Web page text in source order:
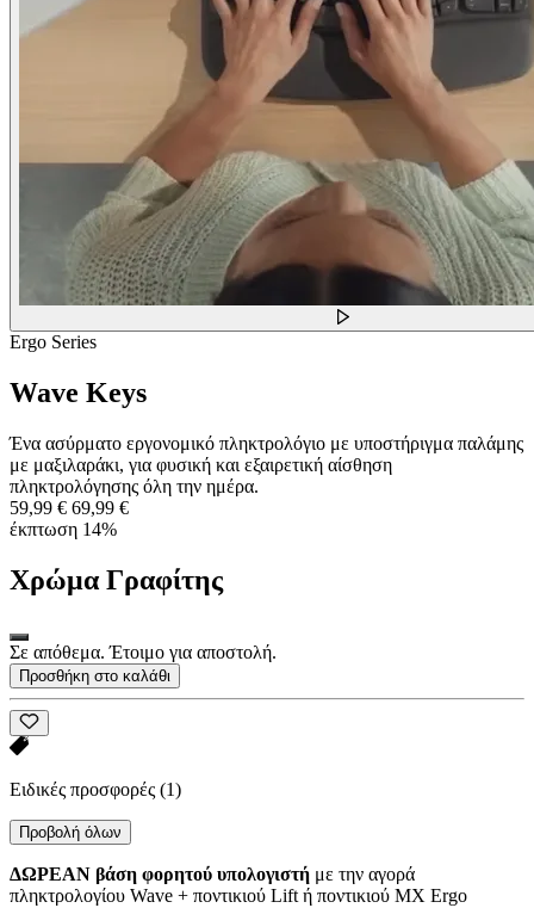
Ergo Series
Wave Keys
Ένα ασύρματο εργονομικό πληκτρολόγιο με υποστήριγμα παλάμης
με μαξιλαράκι, για φυσική και εξαιρετική αίσθηση
πληκτρολόγησης όλη την ημέρα.
59,99 € 69,99 €
έκπτωση 14%
Χρώμα Γραφίτης
Σε απόθεμα. Έτοιμο για αποστολή.
Προσθήκη στο καλάθι
Ειδικές προσφορές (1)
Προβολή όλων
ΔΩΡΕΑΝ βάση φορητού υπολογιστή με την αγορά
πληκτρολογίου Wave + ποντικιού Lift ή ποντικιού MX Ergo